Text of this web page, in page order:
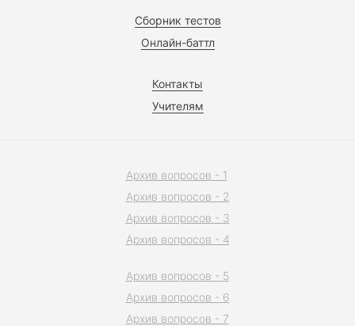
Сборник тестов
Онлайн-баттл
Контакты
Учителям
Архив вопросов - 1
Архив вопросов - 2
Архив вопросов - 3
Архив вопросов - 4
Архив вопросов - 5
Архив вопросов - 6
Архив вопросов - 7